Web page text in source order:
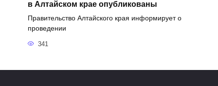
в Алтайском крае опубликованы
Правительство Алтайского края информирует о
проведении
341